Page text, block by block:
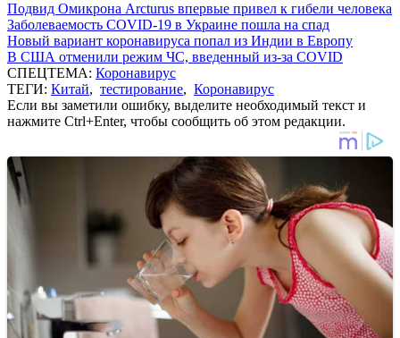
Подвид Омикрона Arcturus впервые привел к гибели человека
Заболеваемость COVID-19 в Украине пошла на спад
Новый вариант коронавируса попал из Индии в Европу
В США отменили режим ЧС, введенный из-за COVID
СПЕЦТЕМА: Коронавирус
ТЕГИ: Китай, тестирование, Коронавирус
Если вы заметили ошибку, выделите необходимый текст и
нажмите Ctrl+Enter, чтобы сообщить об этом редакции.